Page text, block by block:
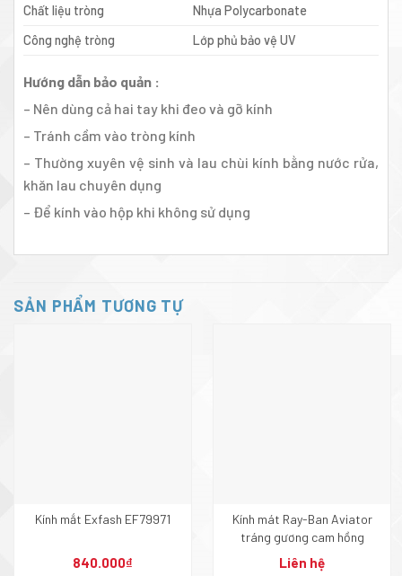
Chất liệu tròng
Nhựa Polycarbonate
Công nghệ tròng
Lớp phủ bảo vệ UV
Hướng dẫn bảo quản :
– Nên dùng cả hai tay khi đeo và gỡ kính
– Tránh cầm vào tròng kính
– Thường xuyên vệ sinh và lau chùi kính bằng nước rửa,
khăn lau chuyên dụng
– Để kính vào hộp khi không sử dụng
SẢN PHẨM TƯƠNG TỰ
Kính mắt Exfash EF79971
840.000₫
Kính mát Ray-Ban Aviator
tráng gương cam hồng
Liên hệ